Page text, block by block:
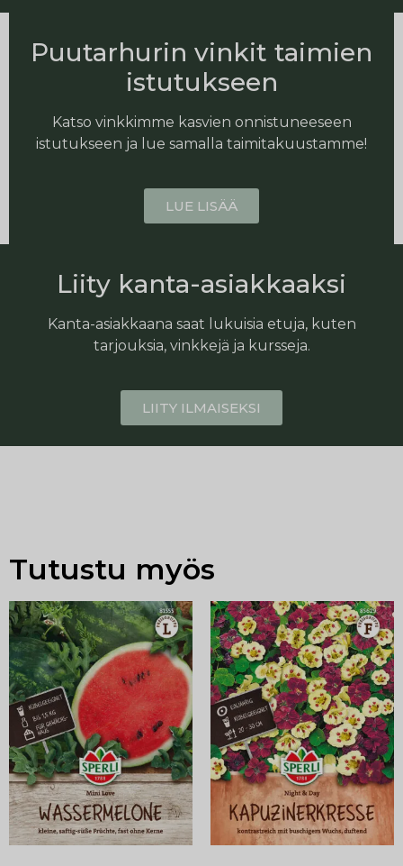
Puutarhurin vinkit taimien
istutukseen
Katso vinkkimme kasvien onnistuneeseen
istutukseen ja lue samalla taimitakuustamme!
LUE LISÄÄ
Liity kanta-asiakkaaksi
Kanta-asiakkaana saat lukuisia etuja, kuten
tarjouksia, vinkkejä ja kursseja.
LIITY ILMAISEKSI
Tutustu myös